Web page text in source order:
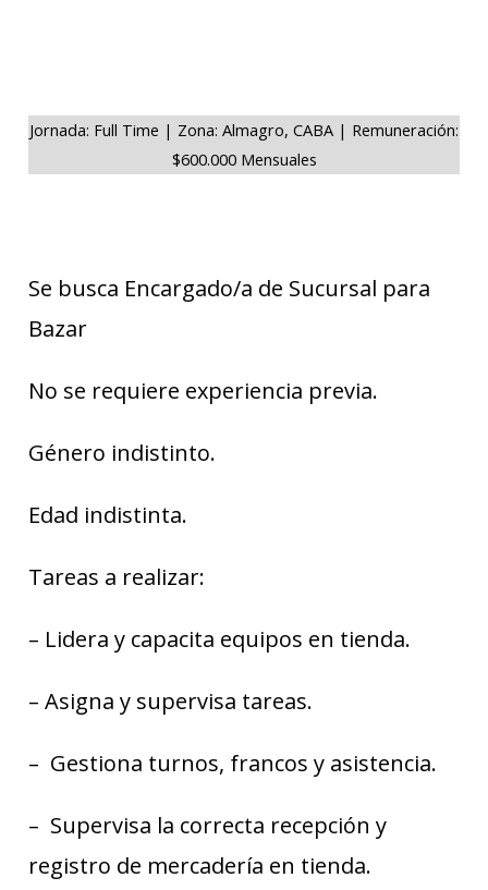
Jornada: Full Time | Zona: Almagro, CABA | Remuneración:
$600.000 Mensuales
Se busca Encargado/a de Sucursal para
Bazar
No se requiere experiencia previa.
Género indistinto.
Edad indistinta.
Tareas a realizar:
– Lidera y capacita equipos en tienda.
– Asigna y supervisa tareas.
– Gestiona turnos, francos y asistencia.
– Supervisa la correcta recepción y
registro de mercadería en tienda.